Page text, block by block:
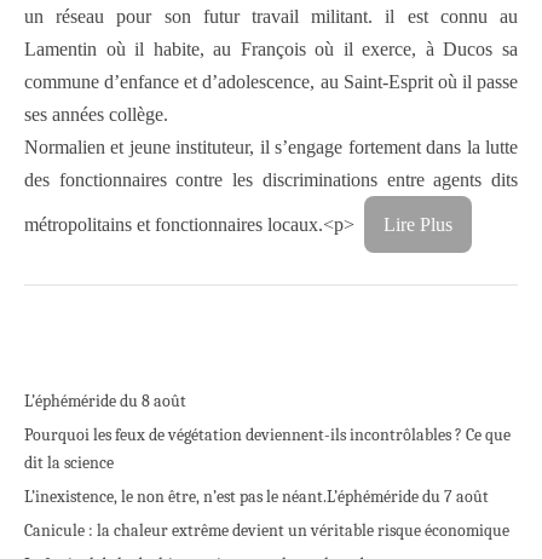
un réseau pour son futur travail militant. il est connu au
Lamentin où il habite, au François où il exerce, à Ducos sa
commune d’enfance et d’adolescence, au Saint-Esprit où il passe
ses années collège.
Normalien et jeune instituteur, il s’engage fortement dans la lutte
des fonctionnaires contre les discriminations entre agents dits
métropolitains et fonctionnaires locaux.<p> Lire Plus
L’éphéméride du 8 août
Pourquoi les feux de végétation deviennent-ils incontrôlables ? Ce que
dit la science
L’inexistence, le non être, n’est pas le néant.L’éphéméride du 7 août
Canicule : la chaleur extrême devient un véritable risque économique